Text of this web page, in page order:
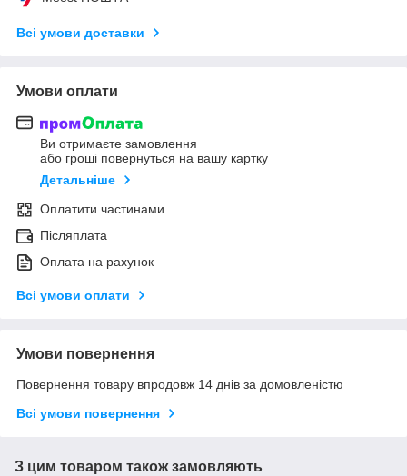
Всі умови доставки
Умови оплати
Ви отримаєте замовлення
або гроші повернуться на вашу картку
Детальніше
Оплатити частинами
Післяплата
Оплата на рахунок
Всі умови оплати
Умови повернення
Повернення товару впродовж 14 днів за домовленістю
Всі умови повернення
З цим товаром також замовляють